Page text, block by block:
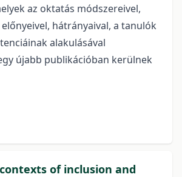
az oktatás módszereivel,
hátrányaival, a tanulók
alakulásával
újabb publikációban kerülnek
of inclusion and